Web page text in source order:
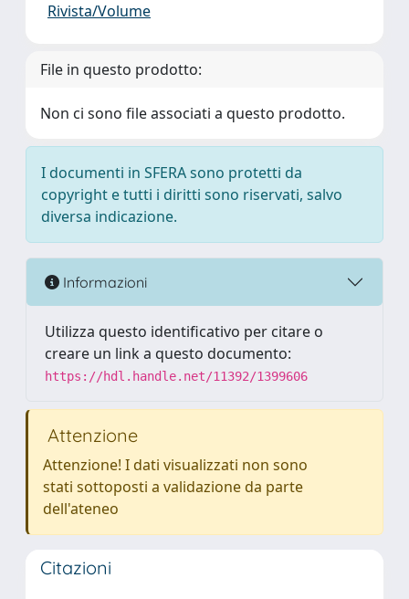
Rivista/Volume
File in questo prodotto:
Non ci sono file associati a questo prodotto.
I documenti in SFERA sono protetti da
copyright e tutti i diritti sono riservati, salvo
diversa indicazione.
Informazioni
Utilizza questo identificativo per citare o
creare un link a questo documento:
https://hdl.handle.net/11392/1399606
Attenzione
Attenzione! I dati visualizzati non sono
stati sottoposti a validazione da parte
dell'ateneo
Citazioni